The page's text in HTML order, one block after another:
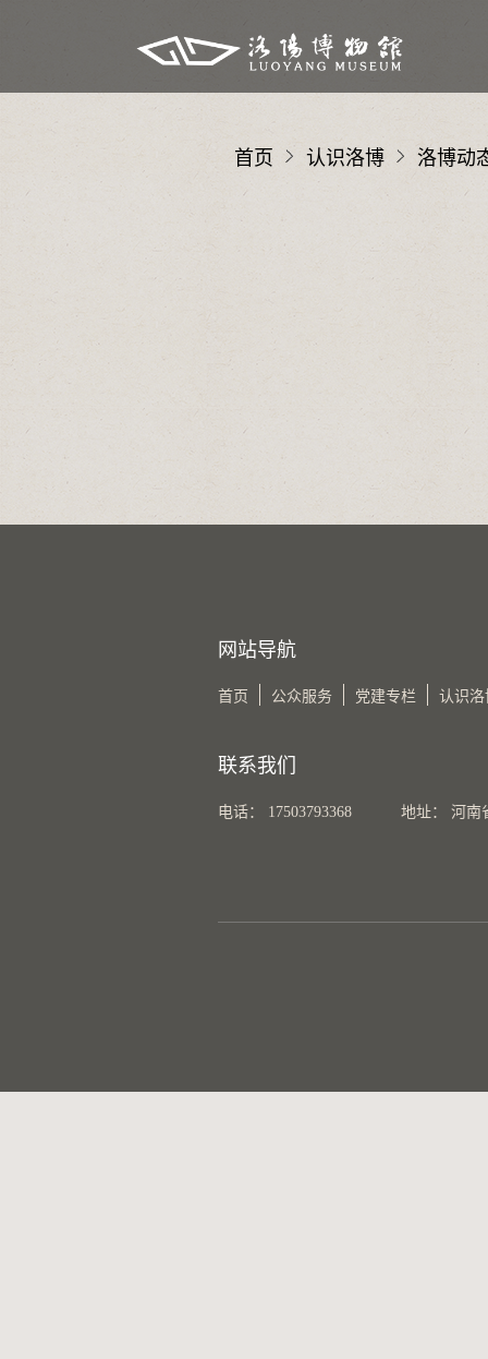
首页 认识洛博 洛博动
网站导航
首页 公众服务 党建专栏 认识洛
联系我们
电话： 17503793368 地址： 河南